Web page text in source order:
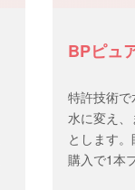
BPピュ
特許技術で
水に変え
とします
購入で1本